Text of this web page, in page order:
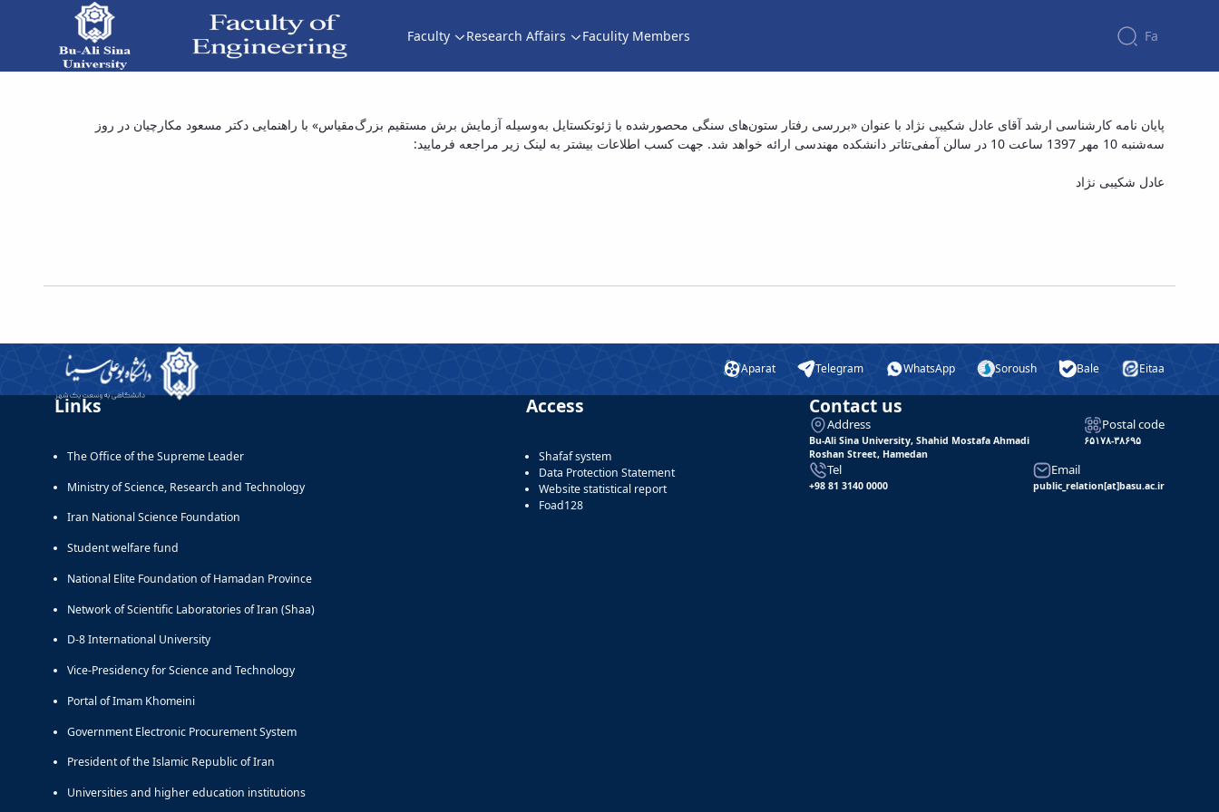
Faculty Research Affairs Faculity Members Fa
پایان نامه کارشناسی ارشد آقای عادل شکیبی نژاد با عنوان «بررسی رفتار ستون‌های سنگی محصورشده با ژئوتکستایل به‌وسیله آزمایش برش
پایان نامه کارشناسی ارشد آقای عادل شکیبی نژاد با عنوان «بررسی رفتار ستون‌های سنگی محصورشده با ژئوتکستایل به‌وسیله آزمایش برش مستقیم بزرگ‌مقیاس» با راهنمایی دکتر مسعود مکارچیان در روز
سه‌شنبه 10 مهر 1397 ساعت 10 در سالن آمفی‌تئاتر دانشکده مهندسی ارائه خواهد شد. جهت کسب اطلاعات بیشتر به لینک زیر مراجعه فرمایید:
عادل شکیبی نژاد
Aparat Telegram WhatsApp Soroush Bale Eitaa
Links
The Office of the Supreme Leader
Ministry of Science, Research and Technology
Iran National Science Foundation
Student welfare fund
National Elite Foundation of Hamadan Province
Network of Scientific Laboratories of Iran (Shaa)
D-8 International University
Vice-Presidency for Science and Technology
Portal of Imam Khomeini
Government Electronic Procurement System
President of the Islamic Republic of Iran
Universities and higher education institutions
Access
Shafaf system
Data Protection Statement
Website statistical report
Foad128
Contact us
Address
Bu-Ali Sina University, Shahid Mostafa Ahmadi
Roshan Street, Hamedan
Postal code
۶۵۱۷۸-۳۸۶۹۵
Tel
+98 81 3140 0000
Email
public_relation[at]basu.ac.ir